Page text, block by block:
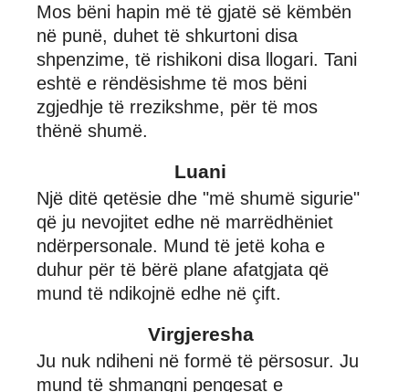
Mos bëni hapin më të gjatë së këmbën
në punë, duhet të shkurtoni disa
shpenzime, të rishikoni disa llogari. Tani
eshtë e rëndësishme të mos bëni
zgjedhje të rrezikshme, për të mos
thënë shumë.
Luani
Një ditë qetësie dhe "më shumë sigurie"
që ju nevojitet edhe në marrëdhëniet
ndërpersonale. Mund të jetë koha e
duhur për të bërë plane afatgjata që
mund të ndikojnë edhe në çift.
Virgjeresha
Ju nuk ndiheni në formë të përsosur. Ju
mund të shmangni pengesat e